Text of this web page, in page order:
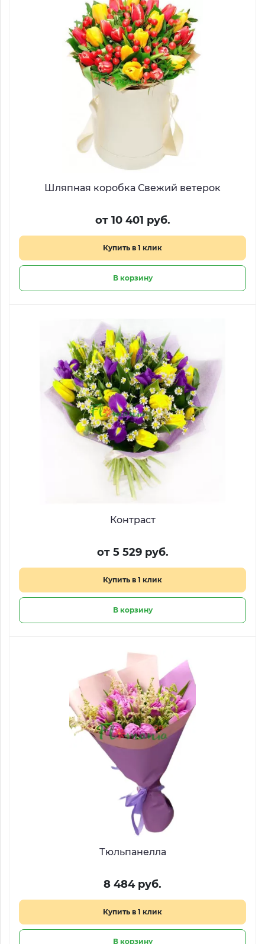
Шляпная коробка Свежий ветерок
от 10 401 руб.
Купить в 1 клик
В корзину
Контраст
от 5 529 руб.
Купить в 1 клик
В корзину
Тюльпанелла
8 484 руб.
Купить в 1 клик
В корзину